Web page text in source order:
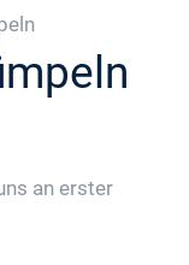
an erster